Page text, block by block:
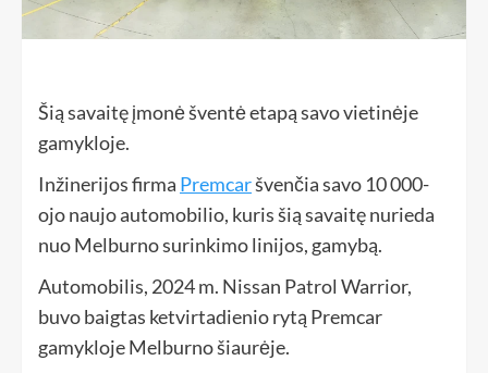
Šią savaitę įmonė šventė etapą savo vietinėje
gamykloje.
Inžinerijos firma Premcaršvenčia savo 10 000-
ojo naujo automobilio, kuris šią savaitę nurieda
nuo Melburno surinkimo linijos, gamybą.
Automobilis, 2024 m. Nissan Patrol Warrior,
buvo baigtas ketvirtadienio rytą Premcar
gamykloje Melburno šiaurėje.